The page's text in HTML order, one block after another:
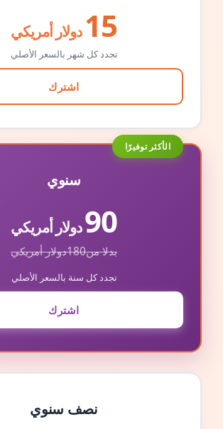
15 دولار أمريكي
تجدد كل شهر بالسعر الأصلي
اشترك
الأكثر توفيرًا
سنوي
90دولار أمريكي
بدلا من180دولار أمريكي
تجدد كل سنة بالسعر الأصلي
اشترك
نصف سنوي